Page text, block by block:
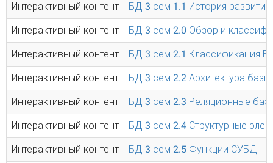
Интерактивный контент БД 3 сем 1.1 История
Интерактивный контент БД 3 сем 2.0 Обзор и
Интерактивный контент БД 3 сем 2.1 Классификация
Интерактивный контент БД 3 сем 2.2 Архитектура
Интерактивный контент БД 3 сем 2.3 Реляционные
Интерактивный контент БД 3 сем 2.4 Структурные
Интерактивный контент БД 3 сем 2.5 Функции СУБД